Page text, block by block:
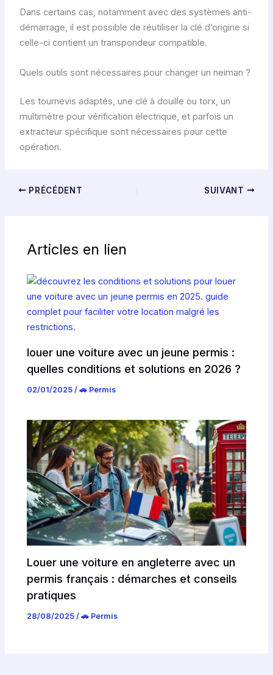
Dans certains cas, notamment avec des systèmes anti-
démarrage, il est possible de réutiliser la clé d’origine si
celle-ci contient un transpondeur compatible.
Quels outils sont nécessaires pour changer un neiman ?
Les tournevis adaptés, une clé à douille ou torx, un
multimètre pour vérification électrique, et parfois un
extracteur spécifique sont nécessaires pour cette
opération.
PRÉCÉDENT SUIVANT
Articles en lien
louer une voiture avec un jeune permis :
quelles conditions et solutions en 2026 ?
02/01/2025/🚗 Permis
Louer une voiture en angleterre avec un
permis français : démarches et conseils
pratiques
28/08/2025/🚗 Permis